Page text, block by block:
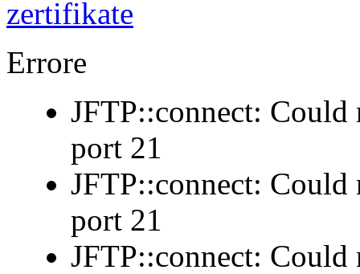
Errore
JFTP::connect:
port 21
JFTP::connect:
port 21
JFTP::connect: